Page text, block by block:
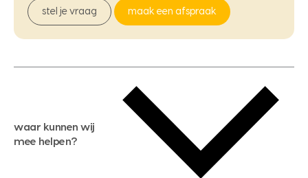
stel je vraag maak een afspraak
waar kunnen wij
mee helpen?